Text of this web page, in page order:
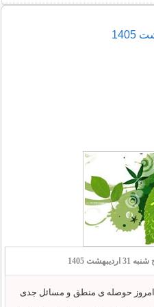
1405
امروز حوصله ی منطق و مسائل جدی